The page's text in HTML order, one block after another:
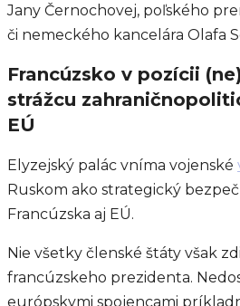
Jany Černochovej, poľského
či nemeckého kancelára Olafa
Francúzsko v pozícii
strážcu
EÚ
Elyzejský palác vníma vojenské
Ruskom ako strategický
Francúzska aj EÚ.
Nie všetky členské štáty však
francúzskeho prezidenta.
európskymi spojencami